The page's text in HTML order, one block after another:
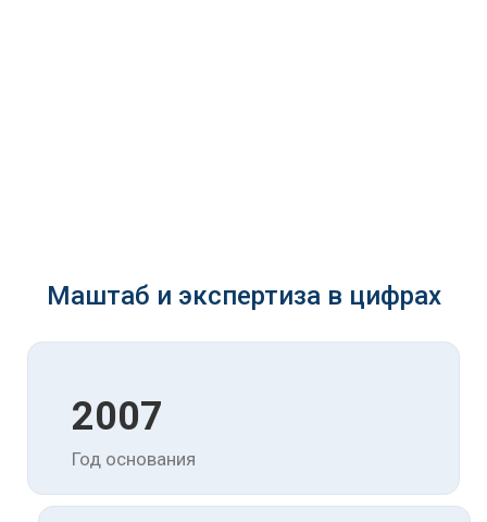
Маштаб и экспертиза в цифрах
2007
Год основания